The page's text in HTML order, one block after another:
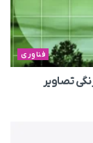
فناوری
تصاویر